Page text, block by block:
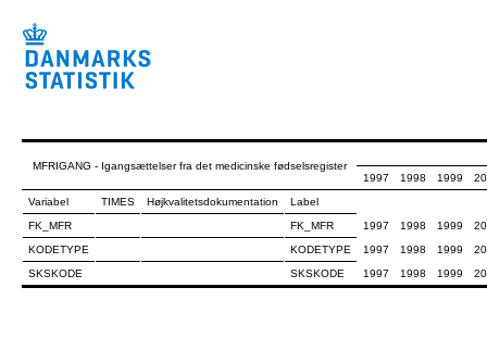
MFRIGANG - Igangsættelser fra det medicinske fødselsregister
1997
1998 1999
Variabel
TIMES Højkvalitetsdokumentation
Label
1997
1998 1999
FK_MFR
FK_MFR
KODETYPE
KODETYPE 1997 1998 1999
SKSKODE
SKSKODE 1997 1998 1999